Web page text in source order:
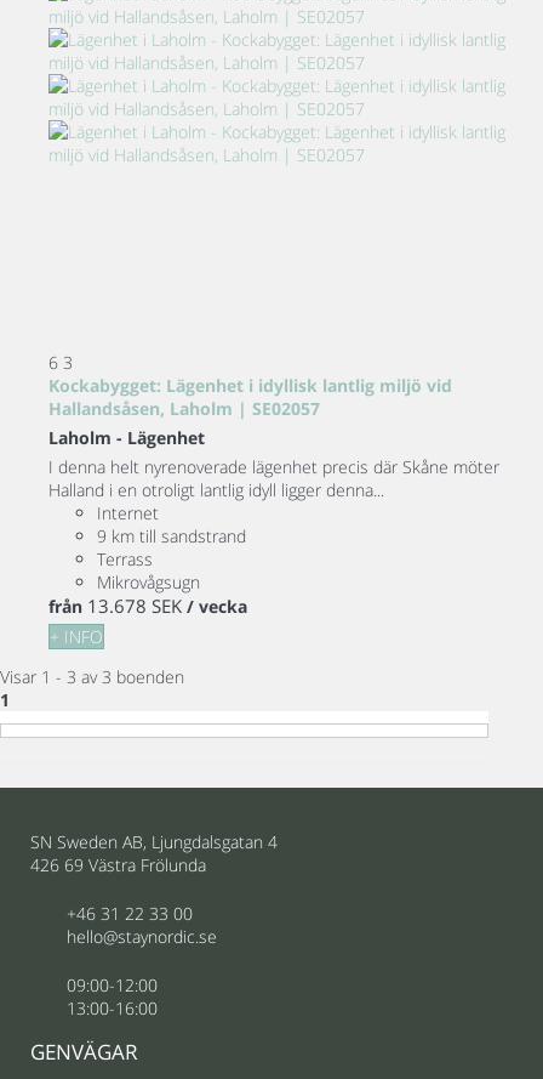
6 3
Kockabygget: Lägenhet i idyllisk lantlig miljö vid
Hallandsåsen, Laholm | SE02057
Laholm - Lägenhet
I denna helt nyrenoverade lägenhet precis där Skåne möter
Halland i en otroligt lantlig idyll ligger denna...
Internet
9 km till sandstrand
Terrass
Mikrovågsugn
från 13.678 SEK / vecka
+ INFO
Visar 1 - 3 av 3 boenden
1
SN Sweden AB, Ljungdalsgatan 4
426 69 Västra Frölunda
+46 31 22 33 00
hello@staynordic.se
09:00-12:00
13:00-16:00
GENVÄGAR